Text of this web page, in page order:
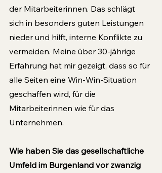
der Mitarbeiterinnen. Das schlägt
sich in besonders guten Leistungen
nieder und hilft, interne Konflikte zu
vermeiden. Meine über 30-jährige
Erfahrung hat mir gezeigt, dass so für
alle Seiten eine Win-Win-Situation
geschaffen wird, für die
Mitarbeiterinnen wie für das
Unternehmen.
Wie haben Sie das gesellschaftliche
Umfeld im Burgenland vor zwanzig